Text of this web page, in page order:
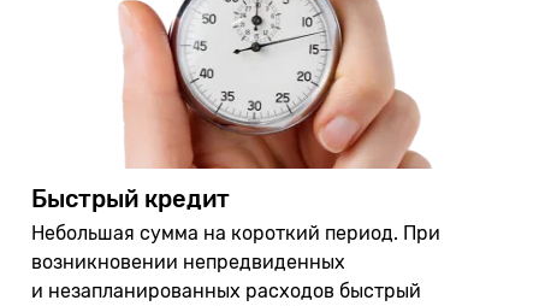
Быстрый кредит
Небольшая сумма на короткий период. При
возникновении непредвиденных
и незапланированных расходов быстрый